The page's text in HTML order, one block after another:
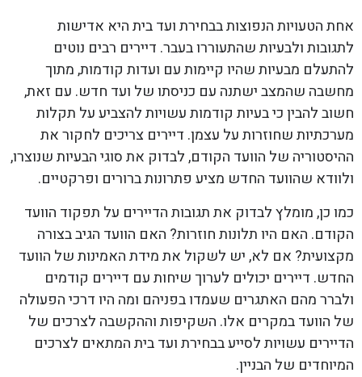
אחת הטעויות הנפוצות בבחירת ועד בית היא אדישות
לתגובות ולבעיות שהתעוררו בעבר. דיירים רבים נוטים
להתעלם מבעיות שהיו קיימות עם ועדות קודמות, מתוך
מחשבה שהמצב ישתנה עם כניסתו של ועד חדש. עם זאת,
חשוב להבין כי בעיות קודמות עשויות להצביע על תקלות
מערכתיות שחוזרות על עצמן. דיירים צריכים לחקור את
ההיסטוריה של הוועד הקודם, לבדוק את סוגי הבעיות שנוצרו,
ולוודא שהוועד החדש מציע פתרונות ברורים ופרקטיים.
כמו כן, מומלץ לבדוק את תגובות הדיירים על תפקוד הוועד
הקודם. האם היו תלונות חוזרות? האם הוועד הגיב בצורה
מקצועית? אם לא, יש לשקול את מידת האמינות של הוועד
החדש. דיירים יכולים לערוך שיחות עם דיירים קודמים
ולברר מהם האתגרים שעמדו בפניהם ומה היו דרכי הפעולה
של הוועד במקרים אלו. השקיפות וההקשבה לצרכים של
הדיירים עשויות לסייע בבחירת ועד בית המתאים לצרכים
המיוחדים של הבניין.